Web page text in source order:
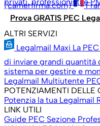
(camerfirma.com)
Prova GRATIS PEC
ALTRI SERVIZI
Legalmail Maxi La
di inviare grandi quantità
sistema per gestire e
Legalmail Multiutente
POTENZIAMENTI DELLE
Potenzia la tua Legalmail
LINK UTILI
Guide PEC Sezione